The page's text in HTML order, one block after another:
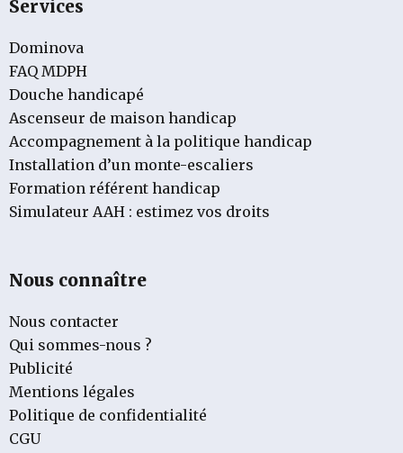
Services
Dominova
FAQ MDPH
Douche handicapé
Ascenseur de maison handicap
Accompagnement à la politique handicap
Installation d’un monte-escaliers
Formation référent handicap
Simulateur AAH : estimez vos droits
Nous connaître
Nous contacter
Qui sommes-nous ?
Publicité
Mentions légales
Politique de confidentialité
CGU